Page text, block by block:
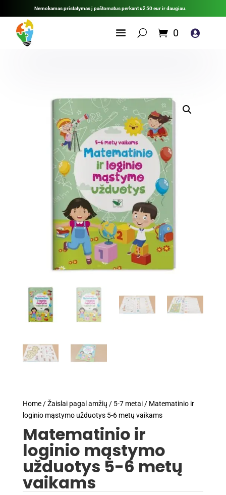
Nemokamas pristatymas į paštomatus perkant už 50 eur ir daugiau.
0 
Home/Žaislai pagal amžių / 5-7 metai/ Matematinio ir
loginio mąstymo užduotys 5-6 metų vaikams
Matematinio ir
loginio mąstymo
užduotys 5-6 metų
vaikams